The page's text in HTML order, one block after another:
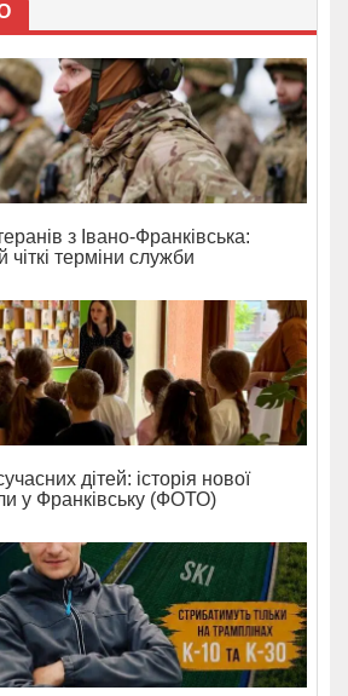
з Івано-Франківська:
чіткі терміни служби
дітей: історія нової
у Франківську (ФОТО)